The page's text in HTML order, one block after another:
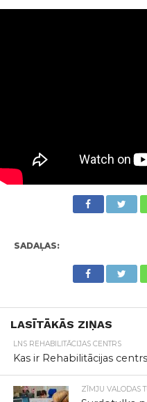
SADAĻAS:
LASĪTĀKĀS ZIŅAS
LNS REHABILITĀCIJAS CENTRS
Kas ir Rehabilitācijas centrs
ZĪMJU VALODAS